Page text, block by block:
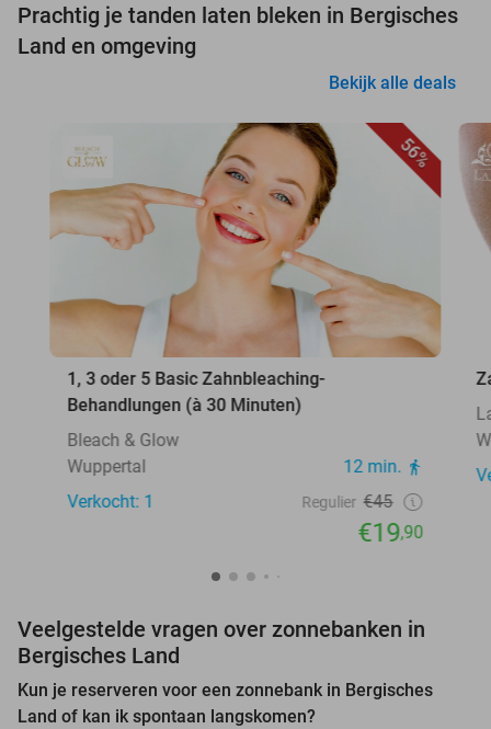
Prachtig je tanden laten bleken in Bergisches
Land en omgeving
Bekijk alle deals
56%
1, 3 oder 5 Basic Zahnbleaching-
Behandlungen (à 30 Minuten)
Bleach & Glow
Wuppertal
12 min.
Verkocht: 1
Regulier €45
€19,90
Veelgestelde vragen over zonnebanken in
Bergisches Land
Kun je reserveren voor een zonnebank in Bergisches
Land of kan ik spontaan langskomen?